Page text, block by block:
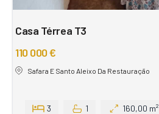
Casa Térrea T3
110 000 €
Safara E Santo Aleixo Da Restauração
3 1 160,00 m²